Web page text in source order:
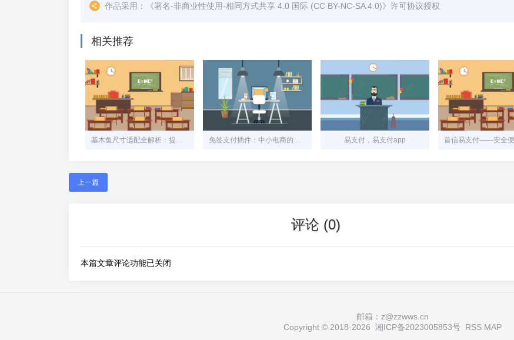
作品采用：
《署名-非商业性使用-相同方式共享 4.0 国际 (CC BY-NC-SA 4.0)》许可协议授权
相关推荐
基木鱼尺寸适配全解析：提升用户体验的关键细节 免签支付插件：中小电商的隐形翅膀 易支付，易支付app
上一篇
评论 (0)
本篇文章评论功能已关闭
邮箱：z@zzwws.cn
Copyright © 2018-2026 湘ICP备2023005853号 RSS MAP